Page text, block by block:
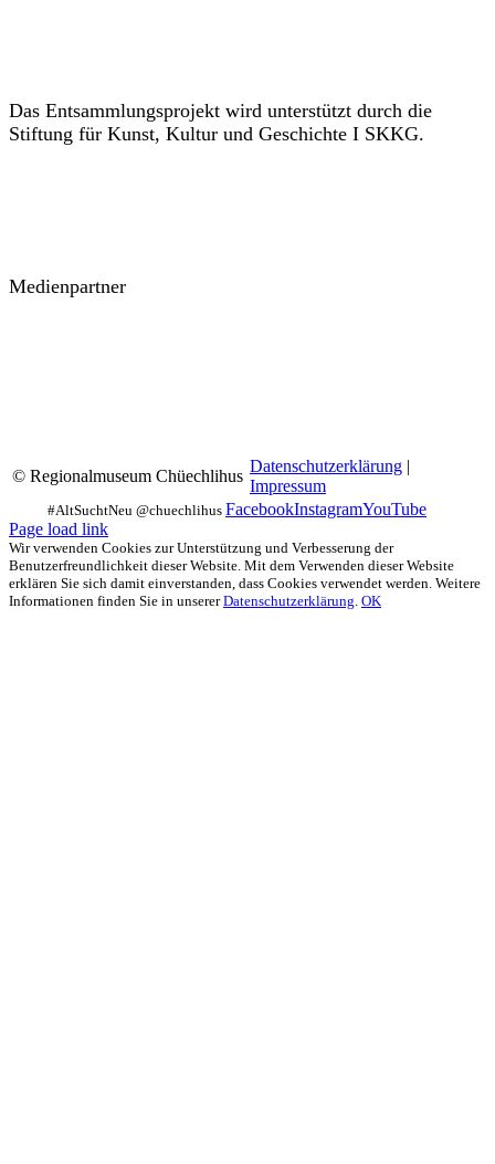
Das Entsammlungsprojekt wird unterstützt durch die
Stiftung für Kunst, Kultur und Geschichte I SKKG.
Medienpartner
© Regionalmuseum Chüechlihus
Datenschutzerklärung |
Impressum
FacebookInstagramYouTube
Page load link
Wir verwenden Cookies zur Unterstützung und Verbesserung der
Benutzerfreundlichkeit dieser Website. Mit dem Verwenden dieser Website
erklären Sie sich damit einverstanden, dass Cookies verwendet werden. Weitere
Informationen finden Sie in unsererDatenschutzerklärung OK